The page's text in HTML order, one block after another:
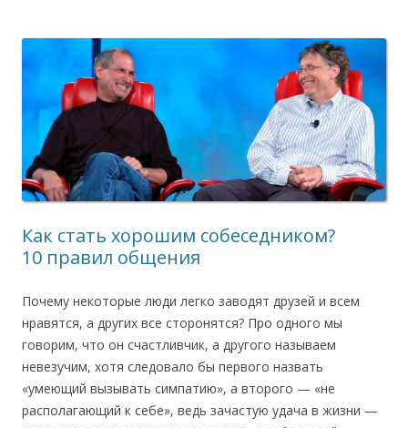
Как стать хорошим собеседником?
10 правил общения
Почему некоторые люди легко заводят друзей и всем
нравятся, а других все сторонятся? Про одного мы
говорим, что он счастливчик, а другого называем
невезучим, хотя следовало бы первого назвать
«умеющий вызывать симпатию», а второго — «не
располагающий к себе», ведь зачастую удача в жизни —